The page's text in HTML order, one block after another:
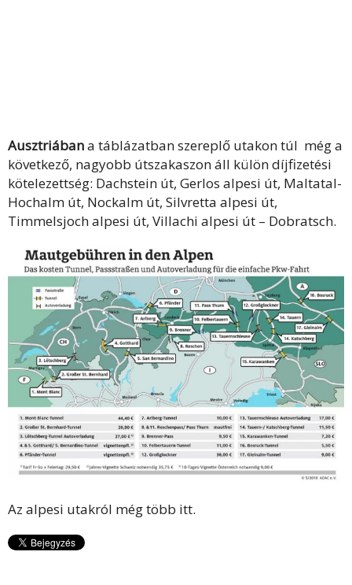
Ausztriábana táblázatban szereplő utakon túl még a
következő, nagyobb útszakaszon áll külön díjfizetési
kötelezettség: Dachstein út, Gerlos alpesi út, Maltatal-
Hochalm út, Nockalm út, Silvretta alpesi út,
Timmelsjoch alpesi út, Villachi alpesi út – Dobratsch.
Az alpesi utakról még több itt.